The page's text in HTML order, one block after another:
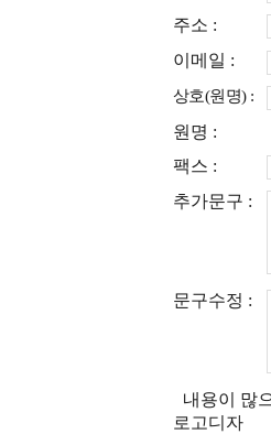
주소 :
이메일 :
상호(원명) :
원명 :
팩스 :
추가문구 :
문구수정 :
내용이 많
로고디자